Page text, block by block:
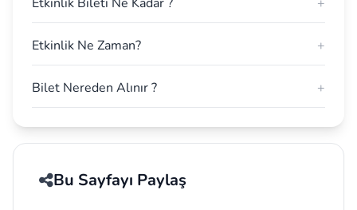
Etkinlik Ne Zaman? +
Bilet Nereden Alınır ? +
Bu Sayfayı Paylaş